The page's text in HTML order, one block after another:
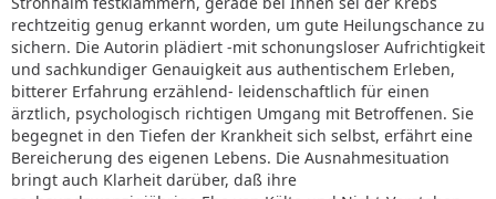
rechtzeitig genug erkannt worden, um gute Heilungschance zu
sichern. Die Autorin plädiert -mit schonungsloser Aufrichtigkeit
und sachkundiger Genauigkeit aus authentischem Erleben,
bitterer Erfahrung erzählend- leidenschaftlich für einen
ärztlich, psychologisch richtigen Umgang mit Betroffenen. Sie
begegnet in den Tiefen der Krankheit sich selbst, erfährt eine
Bereicherung des eigenen Lebens. Die Ausnahmesituation
bringt auch Klarheit darüber, daß ihre